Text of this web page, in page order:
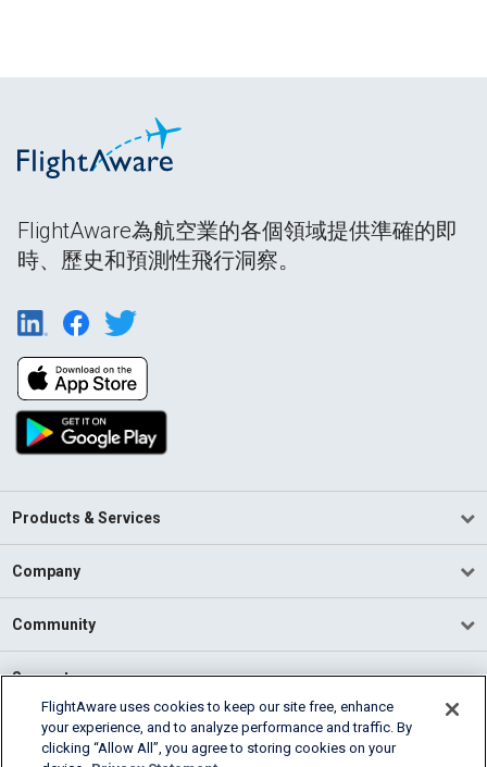
FlightAware為航空業的各個領域提供準確的即
時、歷史和預測性飛行洞察。
Products & Services
Company
Community
Support
English (USA)
2026 FlightAware
FlightAware uses cookies to keep our site free, enhance
your experience, and to analyze performance and traffic. By
clicking “Allow All”, you agree to storing cookies on your